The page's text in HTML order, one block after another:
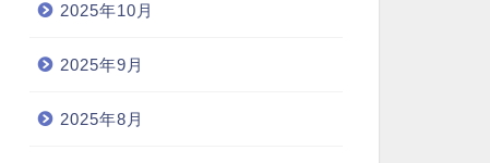
2025年10月
2025年9月
2025年8月